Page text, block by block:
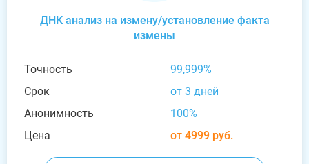
ДНК анализ на измену/установление факта
измены
Точность
99,999%
Срок
от 3 дней
Анонимность
100%
Цена
от 4999 руб.